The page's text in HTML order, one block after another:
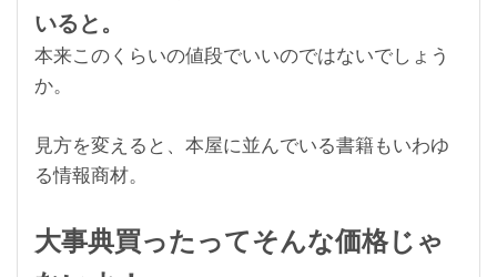
いると。
本来このくらいの値段でいいのではないでしょう
か。
見方を変えると、本屋に並んでいる書籍もいわゆ
る情報商材。
大事典買ったってそんな価格じゃ